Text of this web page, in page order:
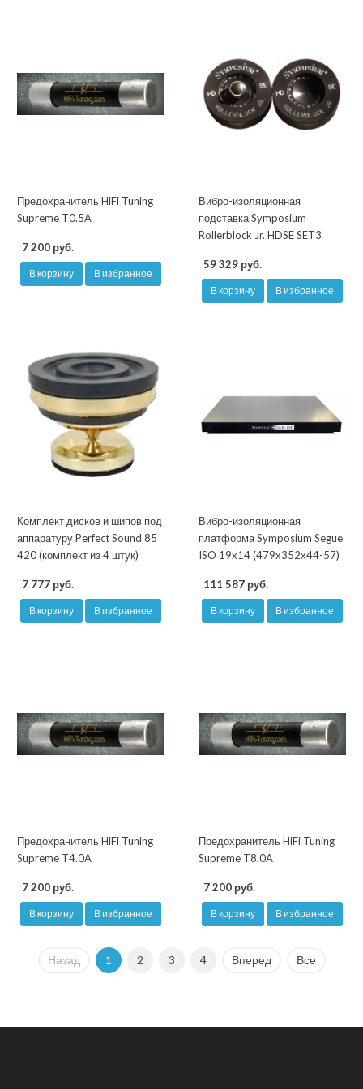
Предохранитель HiFi Tuning
Supreme T0.5A
7 200 руб.
В корзину В избранное
Вибро-изоляционная
подставка Symposium
Rollerblock Jr. HDSE SET3
59 329 руб.
В корзину В избранное
Комплект дисков и шипов под
аппаратуру Perfect Sound 85
420 (комплект из 4 штук)
7 777 руб.
В корзину В избранное
Вибро-изоляционная
платформа Symposium Segue
ISO 19x14 (479х352х44-57)
111 587 руб.
В корзину В избранное
Предохранитель HiFi Tuning
Supreme T4.0A
7 200 руб.
В корзину В избранное
Предохранитель HiFi Tuning
Supreme T8.0A
7 200 руб.
В корзину В избранное
Назад 1 2 3 4 Вперед Все